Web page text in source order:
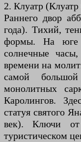
2. Клуатр
Раннего двор
года). Тихий,
формы. На юге
солнечные
времени на
самой
монолитных
Каролингов.
статуя святого
век). Ключи
туристическом